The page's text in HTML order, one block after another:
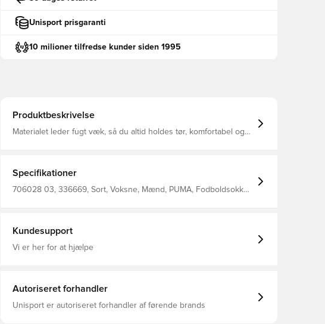
Unisport prisgaranti
10 milioner tilfredse kunder siden 1995
Produktbeskrivelse
Materialet leder fugt væk, så du altid holdes tør, komfortabel og
Specifikationer
706028 03, 336669, Sort, Voksne, Mænd, PUMA, Fodboldsokker,
Kundesupport
Vi er her for at hjælpe
Autoriseret forhandler
Unisport er autoriseret forhandler af førende brands